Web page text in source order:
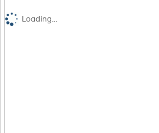
Loading...